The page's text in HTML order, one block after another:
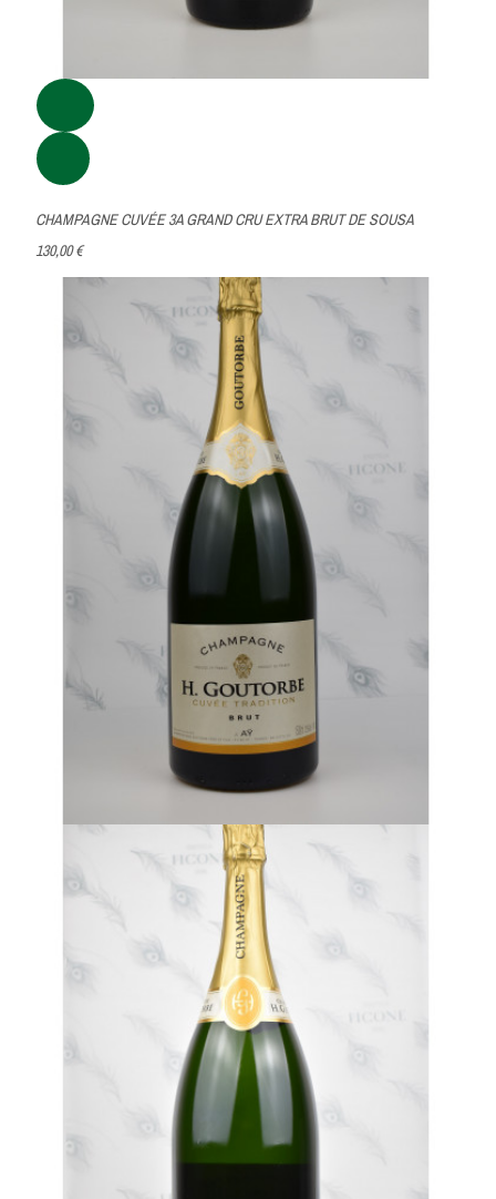
CHAMPAGNE CUVÉE 3A GRAND CRU EXTRA BRUT DE SOUSA
130,00 €